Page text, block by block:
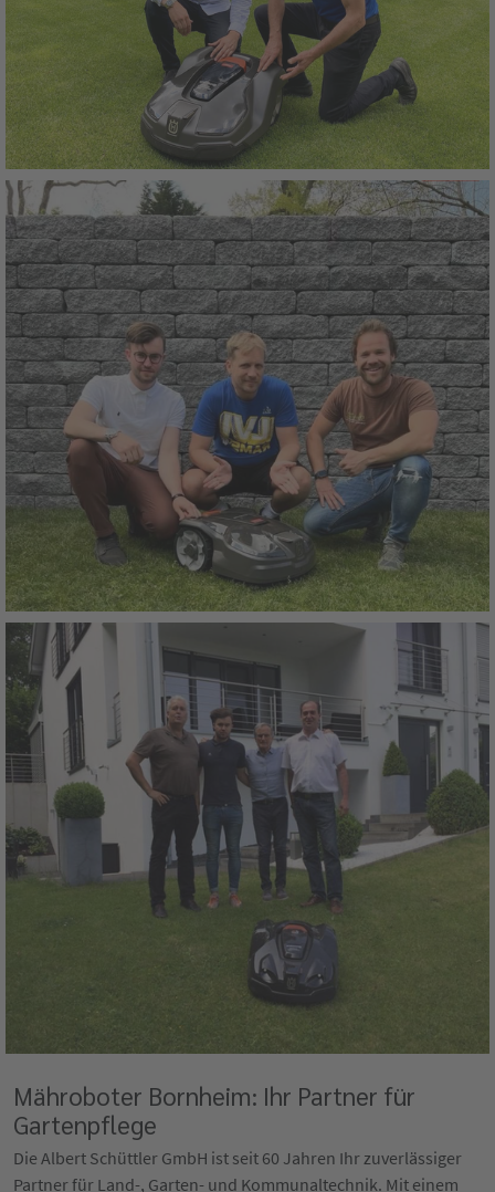
Mähroboter Bornheim: Ihr Partner für
Gartenpflege
Die Albert Schüttler GmbH ist seit 60 Jahren Ihr zuverlässiger
Partner für Land-, Garten- und Kommunaltechnik. Mit einem